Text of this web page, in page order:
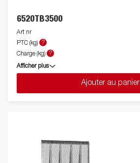
6520TB3500
Art nr
PTC (kg)
?
Charge (kg)
?
Afficher plus
Ajouter au panier